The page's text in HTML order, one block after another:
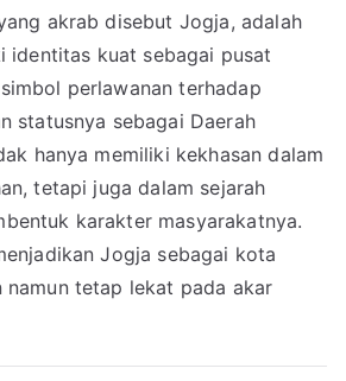
akrab disebut Jogja, adalah
identitas kuat sebagai pusat
perlawanan terhadap
statusnya sebagai Daerah
hanya memiliki kekhasan dalam
tetapi juga dalam sejarah
karakter masyarakatnya.
Jogja sebagai kota
namun tetap lekat pada akar